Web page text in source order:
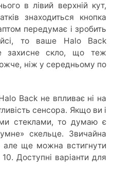
в лівий верхній кут,
знаходиться кнопка
передумає і зробить
то ваше Halo Back
захисне скло, що теж
ніж у середньому по
Back не впливає ні на
сенсора. Якщо ви і
стеклами, то думаю є
скельце. Звичайна
але ще можна встигнути
Доступні варіанти для